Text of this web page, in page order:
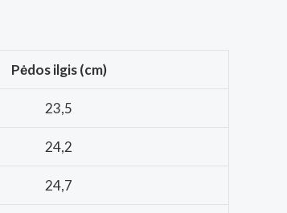
Pėdos ilgis (cm)
23,5
24,2
24,7